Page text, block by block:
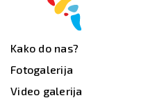
Kako do nas?
Fotogalerija
Video galerija